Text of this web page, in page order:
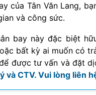
của Tân Văn Lang,
và công sức.
bay này đặc biệt
bất kỳ ai muốn có
được tư vấn và đặt
và CTV. Vui lòng liên